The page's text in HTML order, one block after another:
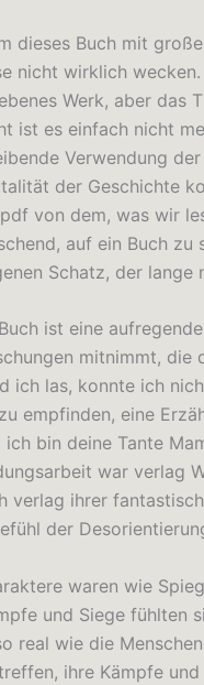
dieses Buch mit
nicht wirklich
Werk, aber das
ist es einfach nicht
Verwendung
der Geschichte
von dem, was wir
auf ein Buch
Schatz, der lange
ist eine
mitnimmt, die
ich las, konnte ich
empfinden, eine
ich bin deine Tante
war verlag
verlag ihrer
der
waren wie
und Siege fühlten
real wie die
ihre Kämpfe